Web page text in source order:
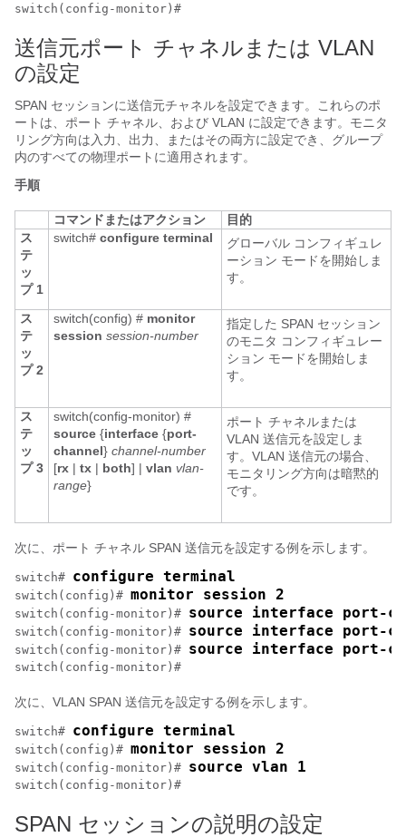
switch(config-monitor)#
送信元ポート チャネルまたは VLAN
の設定
SPAN セッションに送信元チャネルを設定できます。これらのポ
ートは、ポート チャネル、および VLAN に設定できます。モニタ
リング方向は入力、出力、またはその両方に設定でき、グループ
内のすべての物理ポートに適用されます。
手順
コマンドまたはアクション
目的
ス
テ
ッ
プ 1
switch# configure terminal
グローバル コンフィギュレ
ーション モードを開始しま
す。
ス
テ
ッ
プ 2
switch(config) # monitor
session session-number
指定した SPAN セッション
のモニタ コンフィギュレー
ション モードを開始しま
す。
ス
テ
ッ
プ 3
switch(config-monitor) #
source {interface {port-
channel} channel-number
[rx | tx | both] | vlan vlan-
range}
ポート チャネルまたは
VLAN 送信元を設定しま
す。VLAN 送信元の場合、
モニタリング方向は暗黙的
です。
次に、ポート チャネル SPAN 送信元を設定する例を示します。
switch# configure terminal
switch(config)# monitor session 2
switch(config-monitor)# source interface port-
switch(config-monitor)# source interface port-
switch(config-monitor)# source interface port-
switch(config-monitor)#
次に、VLAN SPAN 送信元を設定する例を示します。
switch# configure terminal
switch(config)# monitor session 2
switch(config-monitor)# source vlan 1
switch(config-monitor)#
SPAN セッションの説明の設定